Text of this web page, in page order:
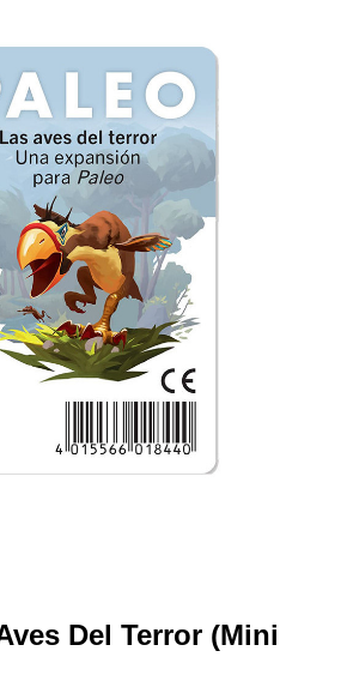
Del Terror (Mini